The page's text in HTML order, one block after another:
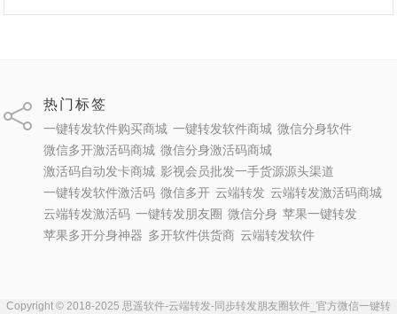
热门标签
一键转发软件购买商城 一键转发软件商城 微信分身软件
微信多开激活码商城 微信分身激活码商城
激活码自动发卡商城 影视会员批发一手货源源头渠道
一键转发软件激活码 微信多开 云端转发 云端转发激活码商城
云端转发激活码 一键转发朋友圈 微信分身 苹果一键转发
苹果多开分身神器 多开软件供货商 云端转发软件
Copyright © 2018-2025 思遥软件-云端转发-同步转发朋友圈软件_官方微信一键转